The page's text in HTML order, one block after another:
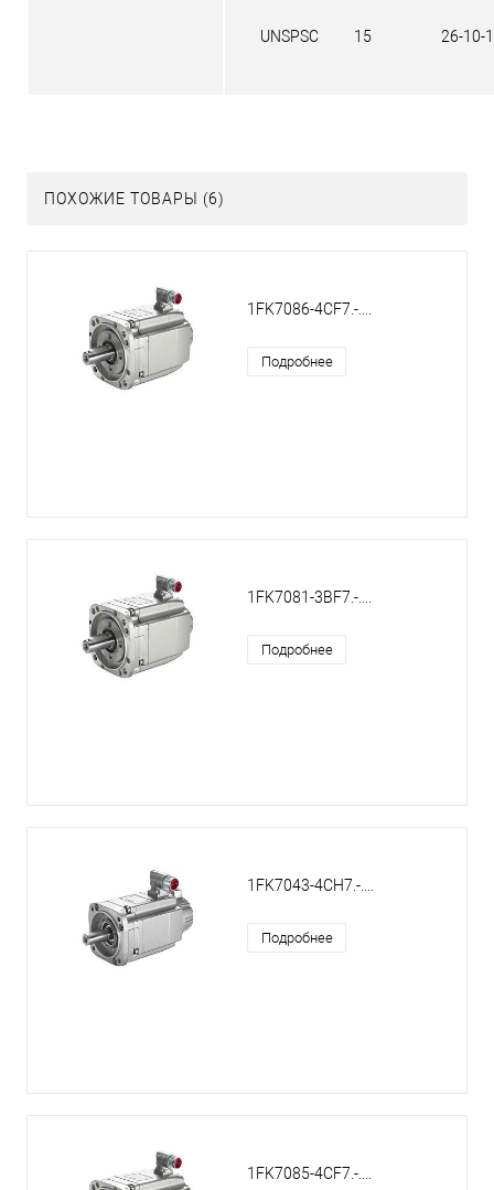
UNSPSC 15 26-10-
ПОХОЖИЕ ТОВАРЫ (6)
1FK7086-4CF7.-....
Подробнее
1FK7081-3BF7.-....
Подробнее
1FK7043-4CH7.-....
Подробнее
1FK7085-4CF7.-....